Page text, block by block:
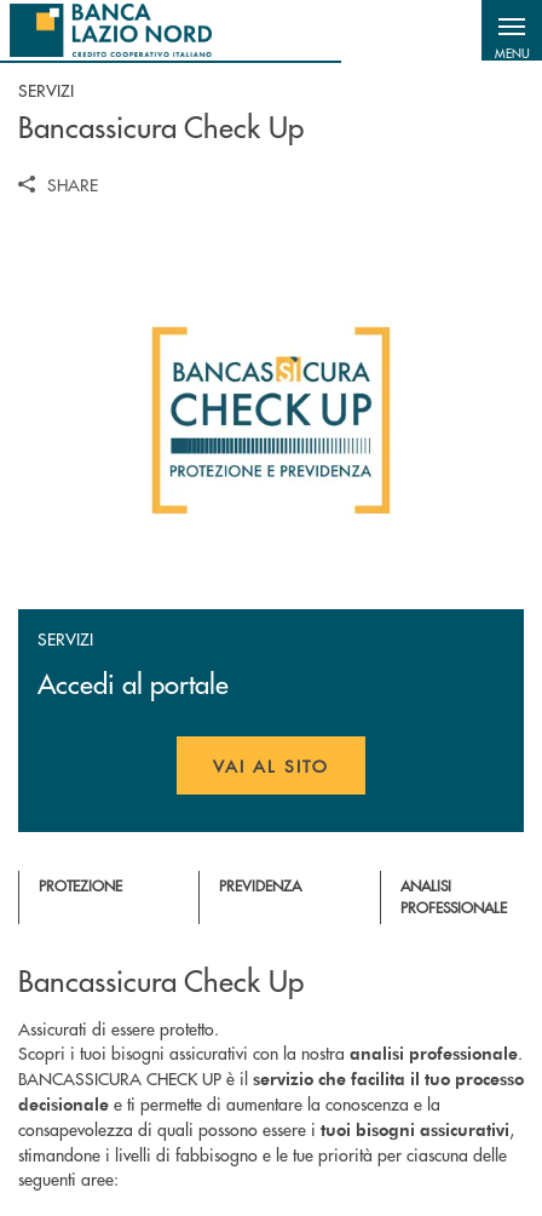
Salta al contenuto principale
MENU
SERVIZI
Bancassicura Check Up
SHARE
SERVIZI
Accedi al portale
VAI AL SITO
PROTEZIONE PREVIDENZA
ANALISI
PROFESSIONALE
Bancassicura Check Up
Assicurati di essere protetto.
Scopri i tuoi bisogni assicurativi con la nostra analisi professionale.
BANCASSICURA CHECK UP è il servizio che facilita il tuo processo
decisionale e ti permette di aumentare la conoscenza e la
consapevolezza di quali possono essere i tuoi bisogni assicurativi,
stimandone i livelli di fabbisogno e le tue priorità per ciascuna delle
seguenti aree: